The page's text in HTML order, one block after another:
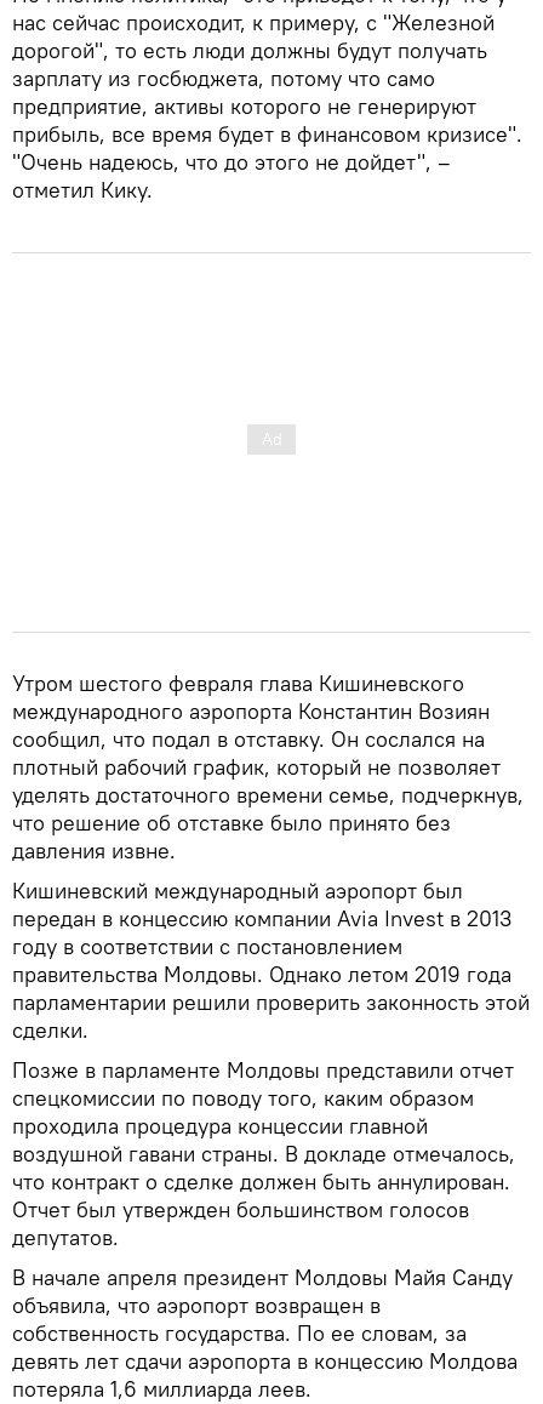
нас сейчас происходит, к примеру, с "Железной
дорогой", то есть люди должны будут получать
зарплату из госбюджета, потому что само
предприятие, активы которого не генерируют
прибыль, все время будет в финансовом кризисе".
"Очень надеюсь, что до этого не дойдет", –
отметил Кику.
Утром шестого февраля глава Кишиневского
международного аэропорта Константин Возиян
сообщил, что подал в отставку. Он сослался на
плотный рабочий график, который не позволяет
уделять достаточного времени семье, подчеркнув,
что решение об отставке было принято без
давления извне.
Кишиневский международный аэропорт был
передан в концессию компании Avia Invest в 2013
году в соответствии с постановлением
правительства Молдовы. Однако летом 2019 года
парламентарии решили проверить законность этой
сделки.
Позже в парламенте Молдовы представили отчет
спецкомиссии по поводу того, каким образом
проходила процедура концессии главной
воздушной гавани страны. В докладе отмечалось,
что контракт о сделке должен быть аннулирован.
Отчет был утвержден большинством голосов
депутатов.
В начале апреля президент Молдовы Майя Санду
объявила, что аэропорт возвращен в
собственность государства. По ее словам, за
девять лет сдачи аэропорта в концессию Молдова
потеряла 1,6 миллиарда леев.